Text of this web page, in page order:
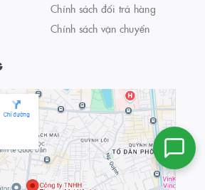
Chính sách đổi trả hàng
Chính sách vận chuyển